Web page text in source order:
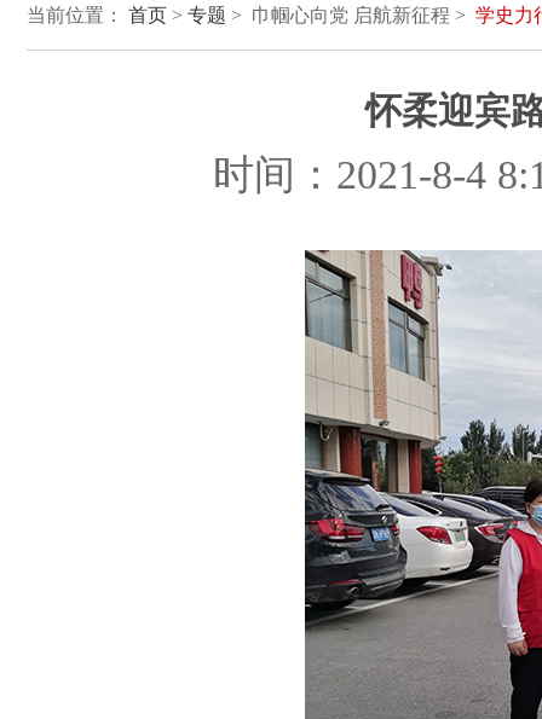
当前位置： 首页> 专题 > 巾帼心向党 启航新征程 > 学史力
怀柔迎宾
时间：2021-8-4